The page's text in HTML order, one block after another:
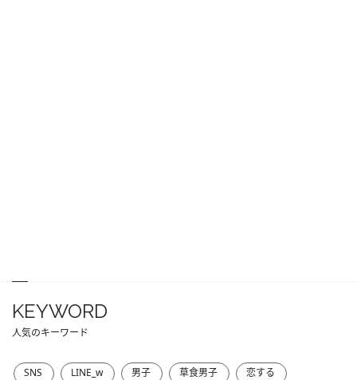
KEYWORD
人気のキーワード
SNS LINE_w 男子 草食男子 恋する